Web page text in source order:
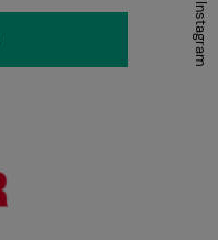
Instagram